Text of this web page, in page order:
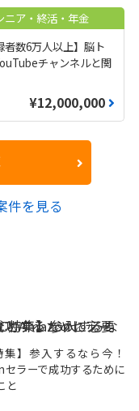
ニア・終活・年金
者数6万人以上】脳ト
チャンネルと関
¥12,000,000
件を見る
集】参入するなら今！
セラーで成功するために
と